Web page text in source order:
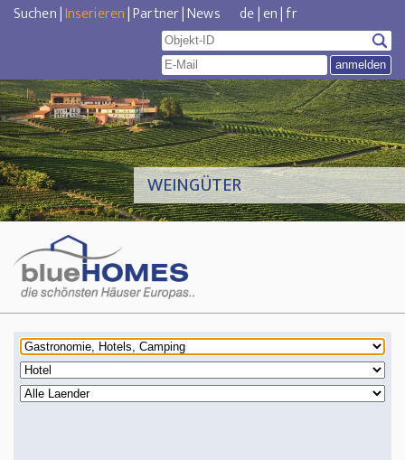
Suchen|Inserieren|Partner|News de|en|fr
WEINGÜTER